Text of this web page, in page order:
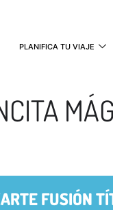
PLANIFICA TU VIAJE
FUSIÓN